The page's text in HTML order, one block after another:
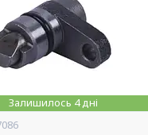
Залишилось 4 дні